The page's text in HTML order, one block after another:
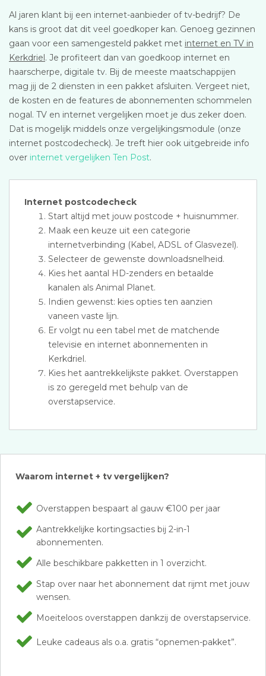
Al jaren klant bij een internet-aanbieder of tv-bedrijf? De
kans is groot dat dit veel goedkoper kan. Genoeg gezinnen
gaan voor een samengesteld pakket met internet en TV in
Kerkdriel. Je profiteert dan van goedkoop internet en
haarscherpe, digitale tv. Bij de meeste maatschappijen
mag jij de 2 diensten in een pakket afsluiten. Vergeet niet,
de kosten en de features de abonnementen schommelen
nogal. TV en internet vergelijken moet je dus zeker doen.
Dat is mogelijk middels onze vergelijkingsmodule (onze
internet postcodecheck). Je treft hier ook uitgebreide info
over internet vergelijken Ten Post.
Internet postcodecheck
Start altijd met jouw postcode + huisnummer.
Maak een keuze uit een categorie
internetverbinding (Kabel, ADSL of Glasvezel).
Selecteer de gewenste downloadsnelheid.
Kies het aantal HD-zenders en betaalde
kanalen als Animal Planet.
Indien gewenst: kies opties ten aanzien
vaneen vaste lijn.
Er volgt nu een tabel met de matchende
televisie en internet abonnementen in
Kerkdriel.
Kies het aantrekkelijkste pakket. Overstappen
is zo geregeld met behulp van de
overstapservice.
Waarom internet + tv vergelijken?
Overstappen bespaart al gauw €100 per jaar
Aantrekkelijke kortingsacties bij 2-in-1
abonnementen.
Alle beschikbare pakketten in 1 overzicht.
Stap over naar het abonnement dat rijmt met jouw
wensen.
Moeiteloos overstappen dankzij de overstapservice.
Leuke cadeaus als o.a. gratis “opnemen-pakket”.